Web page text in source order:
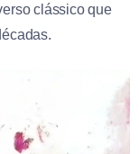
clássico que